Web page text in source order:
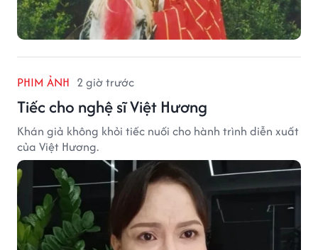
PHIM ẢNH 2 giờ trước
Tiếc cho nghệ sĩ Việt Hương
Khán giả không khỏi tiếc nuối cho hành trình diễn xuất
của Việt Hương.